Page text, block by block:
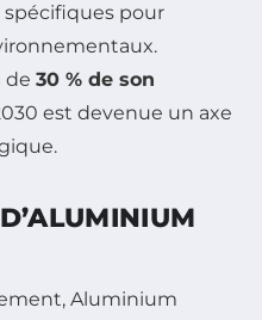
spécifiques pour
de 30 % de son
est devenue un axe
Aluminium